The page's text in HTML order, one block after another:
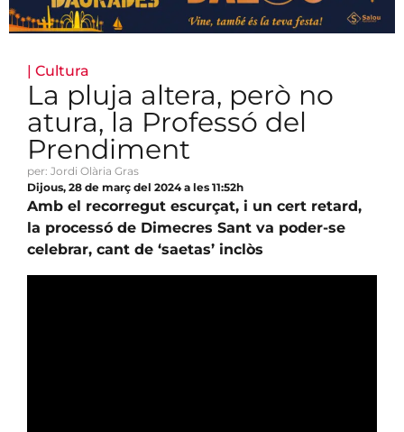
| Cultura
La pluja altera, però no
atura, la Professó del
Prendiment
per: Jordi Olària Gras
Dijous, 28 de març del 2024 a les 11:52h
Amb el recorregut escurçat, i un cert retard,
la processó de Dimecres Sant va poder-se
celebrar, cant de ‘saetas’ inclòs